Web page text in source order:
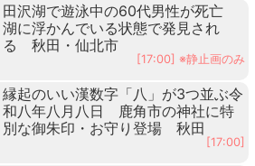
田沢湖で遊泳中の60代男性が死亡
湖に浮かんでいる状態で発見され
る 秋田・仙北市
[17:00] ※静止画のみ
縁起のいい漢数字「八」が3つ並ぶ令
和八年八月八日 鹿角市の神社に特
別な御朱印・お守り登場 秋田
[17:00]